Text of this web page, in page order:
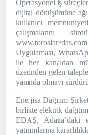
Operasyonel iş
dijital dönüşümüne
kullanıcı
çalışmalarını
Uygulaması,
ile her kanaldan
üzerinden gelen
yanında olmayı
Enerjisa Dağıtım
birlikte elektrik
EDAŞ, Adana’daki
yatırımlarına